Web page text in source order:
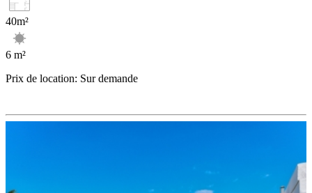
40m²
6 m²
Prix de location: Sur demande